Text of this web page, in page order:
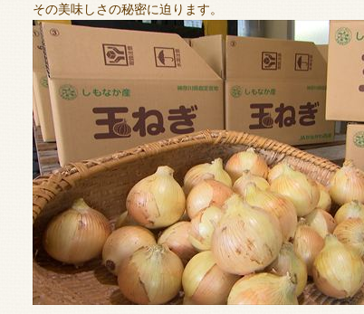
その美味しさの秘密に迫ります。